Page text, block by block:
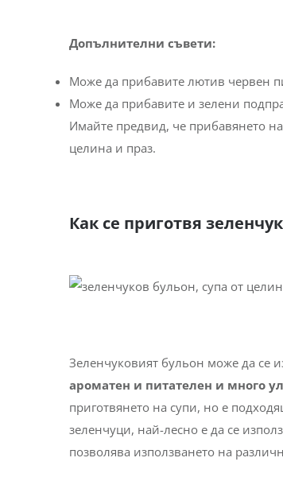
Допълнителни съвети:
Може да прибавите лютив червен
Може да прибавите и зелени
Имайте предвид, че прибавянето
целина и праз.
Как се приготвя
Зеленчуковият бульон може да се
ароматен и питателен и много
приготвянето на супи, но е
зеленчуци, най-лесно е да се
позволява използването на